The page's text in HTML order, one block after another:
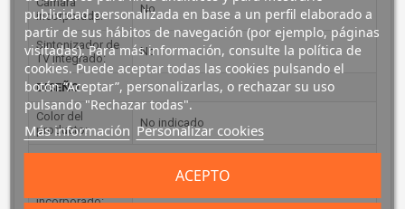
incorporada:
No
Sintonizador de
TV integrado:
No
DISEÑO
Color del
producto:
No indicado
incorporado:
publicidad personalizada en base a un perfil elaborado a
partir de sus hábitos de navegación (por ejemplo, páginas
visitadas). Para más información, consulte la política de
cookies. Puede aceptar todas las cookies pulsando el
botón “Aceptar”, personalizarlas, o rechazar su uso
pulsando "Rechazar todas".
Más información Personalizar cookies
ACEPTO